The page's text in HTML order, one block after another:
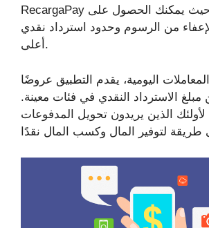
RecargaPay بنظام اشتراك، حيث يمكنك الحصول على
من الرسوم وحدود استرداد نقدي
أعلى.
اليومية، يقدم التطبيق عروضًا
الاسترداد النقدي في فئات معينة.
لأولئك الذين يريدون تحويل المدفوعات